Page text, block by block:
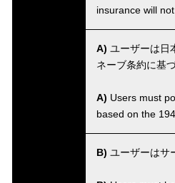
insurance will not
A) ユーザーは日
ネーブ条約に基
A) Users must
based on the
B) ユーザーはサ